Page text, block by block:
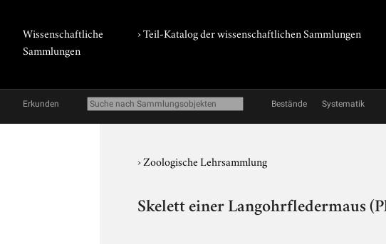
Wissenschaftliche
Sammlungen
› Teil-Katalog der wissenschaftlichen Sammlungen
Erkunden Bestände Systematik
›Zoologische Lehrsammlung
Skelett einer Langohrfledermaus